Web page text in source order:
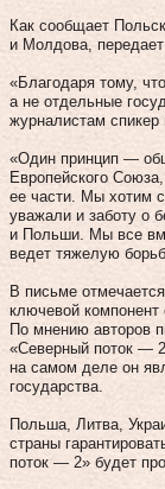
Как сообщает
и Молдова, передает
«Благодаря тому,
а не отдельные
журналистам спикер
«Один принцип —
Европейского
ее части. Мы хотим
уважали и заботу о
и Польши. Мы все
ведет тяжелую
В письме
ключевой
По мнению авторов
«Северный поток —
на самом деле он
государства.
Польша, Литва,
страны
поток — 2» будет